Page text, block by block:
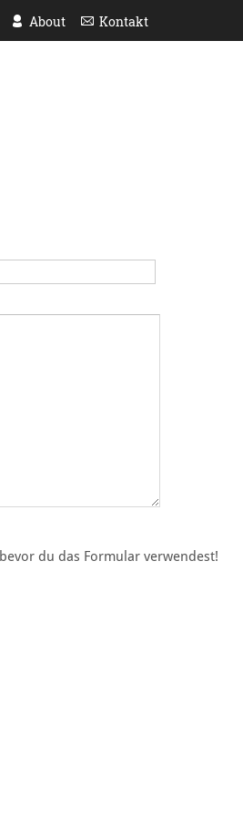
About Kontakt
bevor du das Formular verwendest!